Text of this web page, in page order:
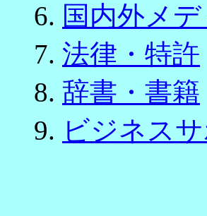
6. 国内外メ
7. 法律・特許
8. 辞書・書籍
9. ビジネス